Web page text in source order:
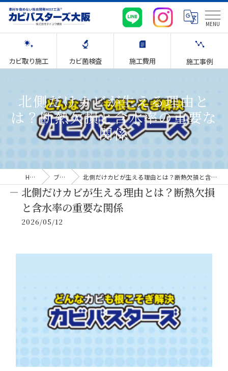
カビ取り施工 カビ菌検査 施工費用 施工事例
北側だけカビが生える理由と
は？断熱欠損と含水率の重要な
関係
HOME ブログ 北側だけカビが生える理由とは？断熱欠損と含水率の重要な関係
北側だけカビが生える理由とは？断熱欠損
と含水率の重要な関係
2026/05/12